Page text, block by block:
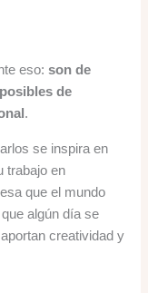
eso:son de
de
.
se inspira en
trabajo en
que el mundo
algún día se
creatividad y